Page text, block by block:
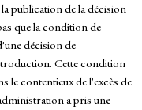
publication de la décision
que la condition de
décision de
Cette condition
le contentieux de l'excès de
a pris une